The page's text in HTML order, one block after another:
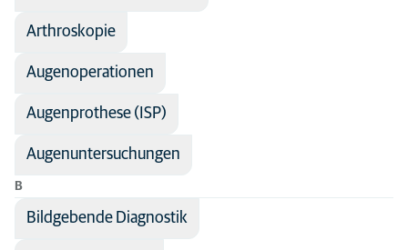
Kaninchen
Arthroskopie
Augenoperationen
Augenprothese (ISP)
Augenuntersuchungen
B
Bildgebende Diagnostik